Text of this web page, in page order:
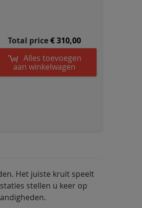
Alles toevoegen
aan winkelwagen
Total price€ 310,00
Het juiste kruit speelt
stellen u keer op